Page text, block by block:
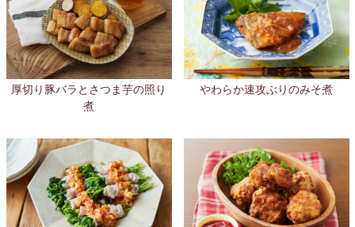
厚切り豚バラとさつま芋の照り
煮
やわらか速攻ぶりのみそ煮